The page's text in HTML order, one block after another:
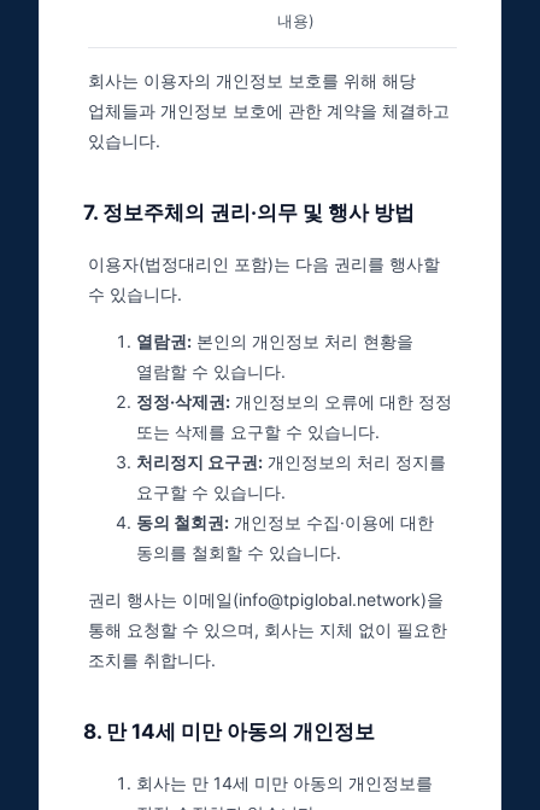
내용)
회사는 이용자의 개인정보 보호를 위해 해당
업체들과 개인정보 보호에 관한 계약을 체결하고
있습니다.
7. 정보주체의 권리·의무 및 행사 방법
이용자(법정대리인 포함)는 다음 권리를 행사할
수 있습니다.
열람권: 본인의 개인정보 처리 현황을
열람할 수 있습니다.
정정·삭제권: 개인정보의 오류에 대한 정정
또는 삭제를 요구할 수 있습니다.
처리정지 요구권: 개인정보의 처리 정지를
요구할 수 있습니다.
동의 철회권: 개인정보 수집·이용에 대한
동의를 철회할 수 있습니다.
권리 행사는 이메일(info@tpiglobal.network)을
통해 요청할 수 있으며, 회사는 지체 없이 필요한
조치를 취합니다.
8. 만 14세 미만 아동의 개인정보
회사는 만 14세 미만 아동의 개인정보를